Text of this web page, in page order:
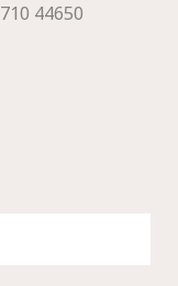
44650